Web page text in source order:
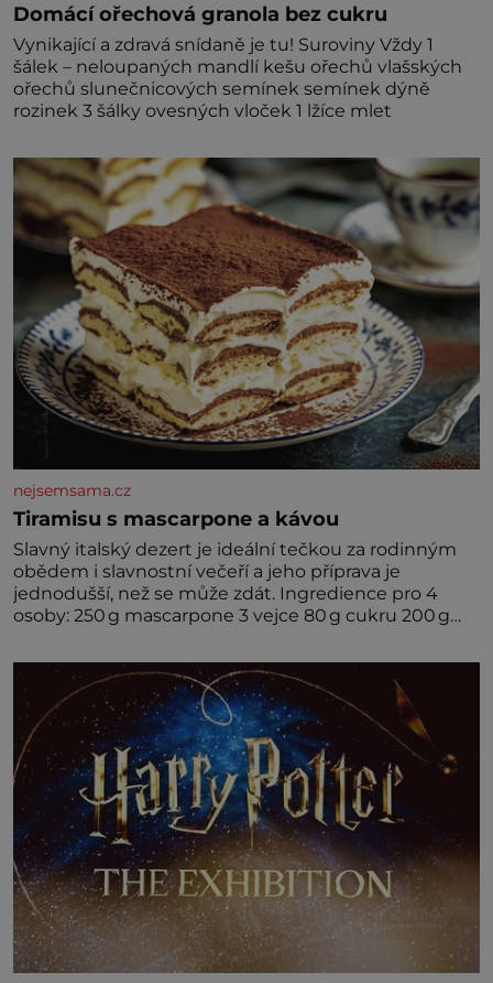
Domácí ořechová granola bez cukru
Vynikající a zdravá snídaně je tu! Suroviny Vždy 1
šálek – neloupaných mandlí kešu ořechů vlašských
ořechů slunečnicových semínek semínek dýně
rozinek 3 šálky ovesných vloček 1 lžíce mlet
nejsemsama.cz
Tiramisu s mascarpone a kávou
Slavný italský dezert je ideální tečkou za rodinným
obědem i slavnostní večeří a jeho příprava je
jednodušší, než se může zdát. Ingredience pro 4
osoby: 250 g mascarpone 3 vejce 80 g cukru 200 g
amaretta kakao na posypání Postup: Oddělte
žloutky od bílků. Žloutky vyšlehejte s cukrem do
světlé pěny a postupně do nich vmíchejte
mascarpone, aby vznikl hladký